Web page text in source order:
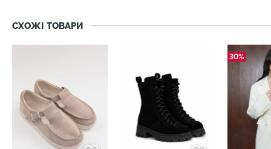
СХОЖІ ТОВАРИ
30%